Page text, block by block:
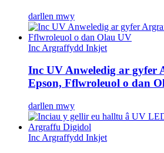
darllen mwy
Inc Argraffydd Inkjet
Inc UV Anweledig ar
Epson, Fflwroleuol o dan
darllen mwy
Inc Argraffydd Inkjet